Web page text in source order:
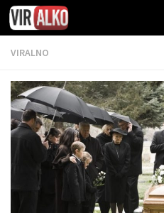
VIRALNO